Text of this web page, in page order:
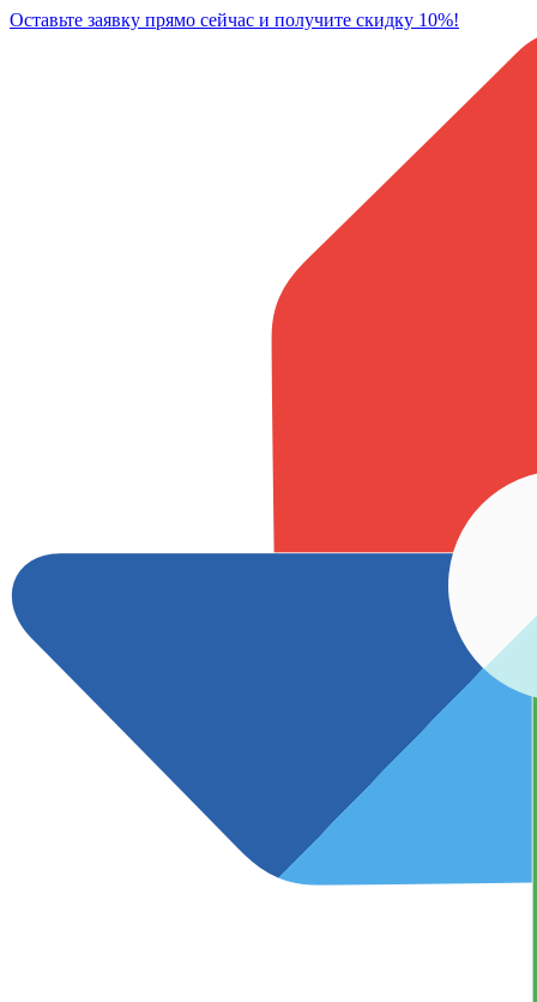
Оставьте заявку прямо сейчас и получите скидку 10%!